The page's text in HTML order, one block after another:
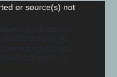
or source(s) not
rzb.com/wp-
rzb.com/wp-